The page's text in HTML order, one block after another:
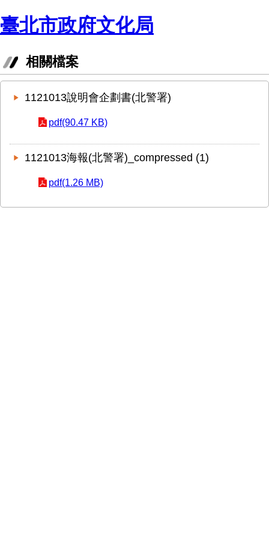
臺北市政府文化局
相關檔案
1121013說明會企劃書(北警署)
pdf(90.47 KB)
1121013海報(北警署)_compressed (1)
pdf(1.26 MB)